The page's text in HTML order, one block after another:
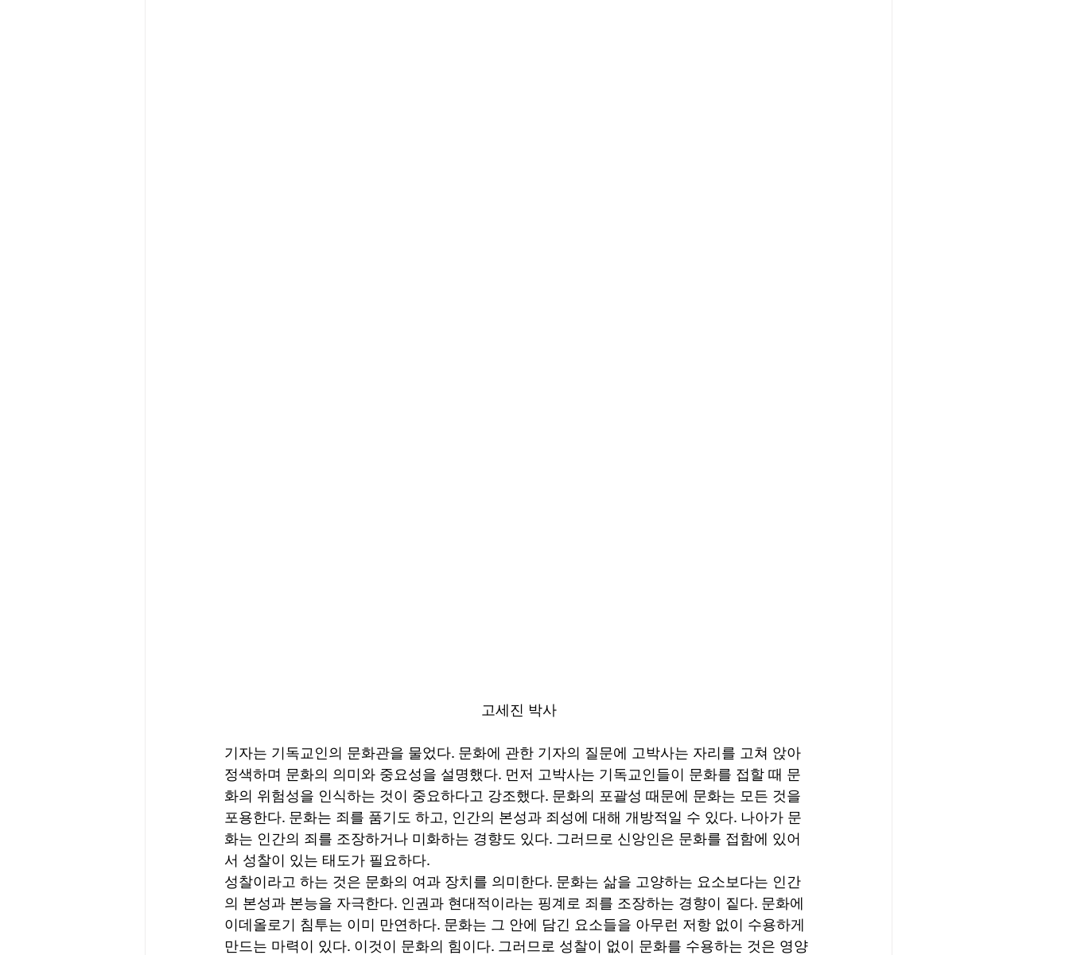
고세진 박사
기자는 기독교인의 문화관을 물었다. 문화에 관한 기자의 질문에 고박사는 자리를 고쳐 앉아
정색하며 문화의 의미와 중요성을 설명했다. 먼저 고박사는 기독교인들이 문화를 접할 때 문
화의 위험성을 인식하는 것이 중요하다고 강조했다. 문화의 포괄성 때문에 문화는 모든 것을
포용한다. 문화는 죄를 품기도 하고, 인간의 본성과 죄성에 대해 개방적일 수 있다. 나아가 문
화는 인간의 죄를 조장하거나 미화하는 경향도 있다. 그러므로 신앙인은 문화를 접함에 있어
서 성찰이 있는 태도가 필요하다.
성찰이라고 하는 것은 문화의 여과 장치를 의미한다. 문화는 삶을 고양하는 요소보다는 인간
의 본성과 본능을 자극한다. 인권과 현대적이라는 핑계로 죄를 조장하는 경향이 짙다. 문화에
이데올로기 침투는 이미 만연하다. 문화는 그 안에 담긴 요소들을 아무런 저항 없이 수용하게
만드는 마력이 있다. 이것이 문화의 힘이다. 그러므로 성찰이 없이 문화를 수용하는 것은 영양